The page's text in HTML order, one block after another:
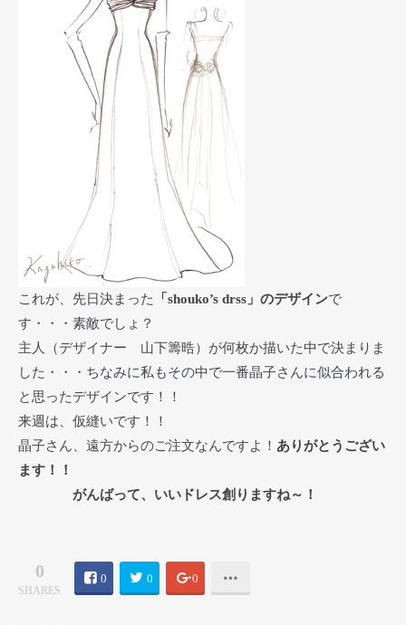
これが、先日決まった 「shouko’s drss」のデザインで
す・・・素敵でしょ？
主人（デザイナー 山下籌晧）が何枚か描いた中で決まりま
した・・・ちなみに私もその中で一番晶子さんに似合われる
と思ったデザインです！！
来週は、仮縫いです！！
晶子さん、遠方からのご注文なんですよ！ ありがとうござい
ます！！
がんばって、いいドレス創りますね～！
0
SHARES
0 0 0